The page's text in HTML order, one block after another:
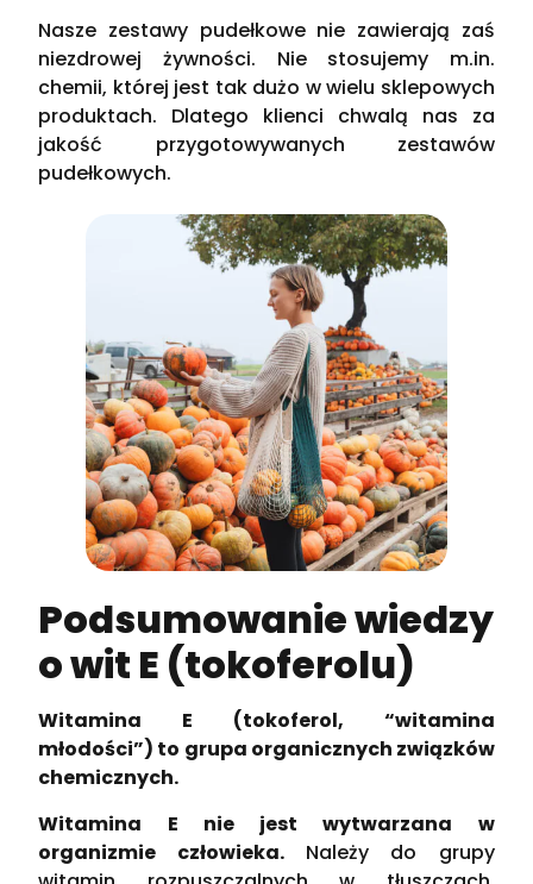
Nasze zestawy pudełkowe nie zawierają zaś
niezdrowej żywności. Nie stosujemy m.in.
chemii, której jest tak dużo w wielu sklepowych
produktach. Dlatego klienci chwalą nas za
jakość przygotowywanych zestawów
pudełkowych.
Podsumowanie wiedzy
o wit E (tokoferolu)
Witamina E (tokoferol, “witamina
młodości”) to grupa organicznych związków
chemicznych.
Witamina E nie jest wytwarzana w
organizmie człowieka.Należy do grupy